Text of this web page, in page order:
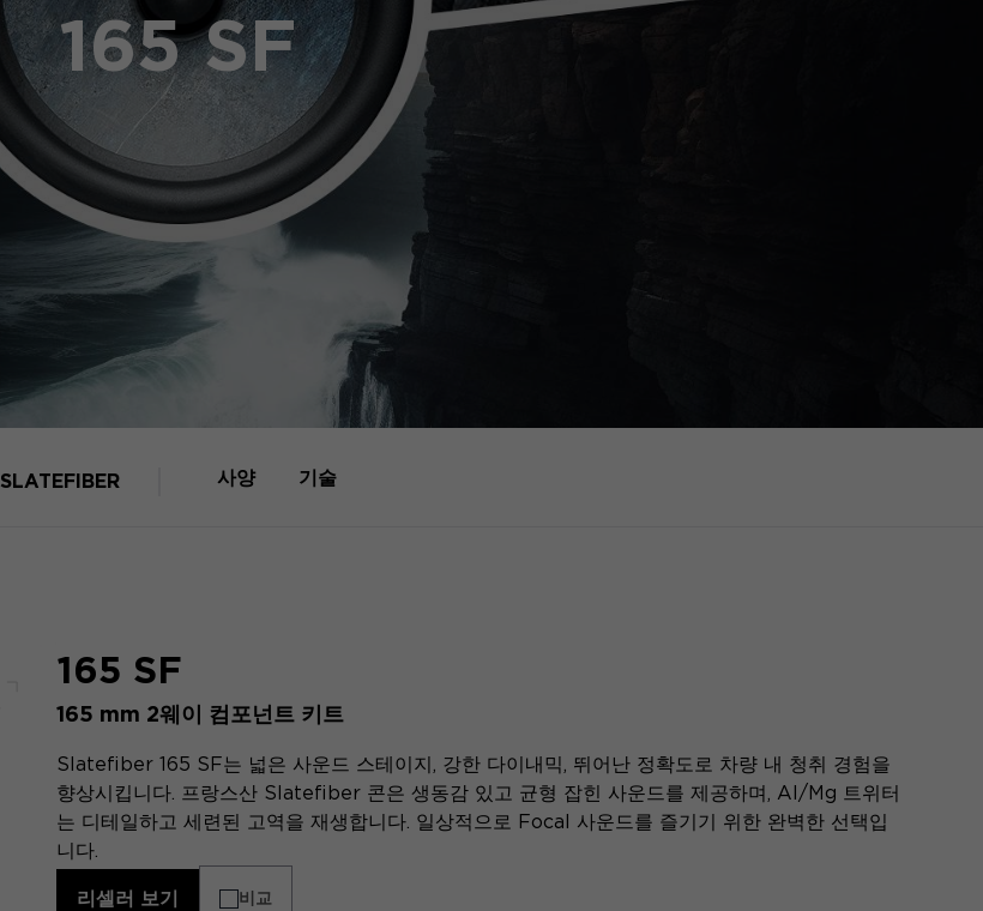
165 SF
SLATEFIBER 사양 기술
전체 화면
165 SF
165 mm 2웨이 컴포넌트 키트
Slatefiber 165 SF는 넓은 사운드 스테이지, 강한 다이내믹, 뛰어난 정확도로 차량 내 청취 경험을
향상시킵니다. 프랑스산 Slatefiber 콘은 생동감 있고 균형 잡힌 사운드를 제공하며, Al/Mg 트위터
는 디테일하고 세련된 고역을 재생합니다. 일상적으로 Focal 사운드를 즐기기 위한 완벽한 선택입
니다.
리셀러 보기 비교